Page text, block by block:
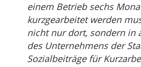
einem Betrieb sechs
kurzgearbeitet werden
nicht nur dort, sondern in
des Unternehmens der
Sozialbeiträge für